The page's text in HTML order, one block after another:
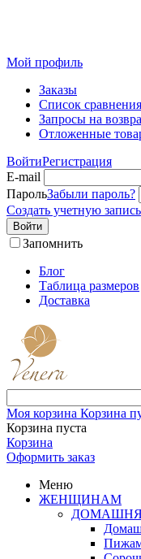
Мой профиль
Заказы
Список сравнения
Запросы на
Отложенные
ВойтиРегистрация
E-mail
ПарольЗабыли пароль?
Создать учетную запись
Войти
Запомнить
Блог
Таблица размеров
Доставка
Моя корзина Корзина
Корзина пуста
Корзина
Оформить заказ
Меню
ЖЕНЩИНАМ